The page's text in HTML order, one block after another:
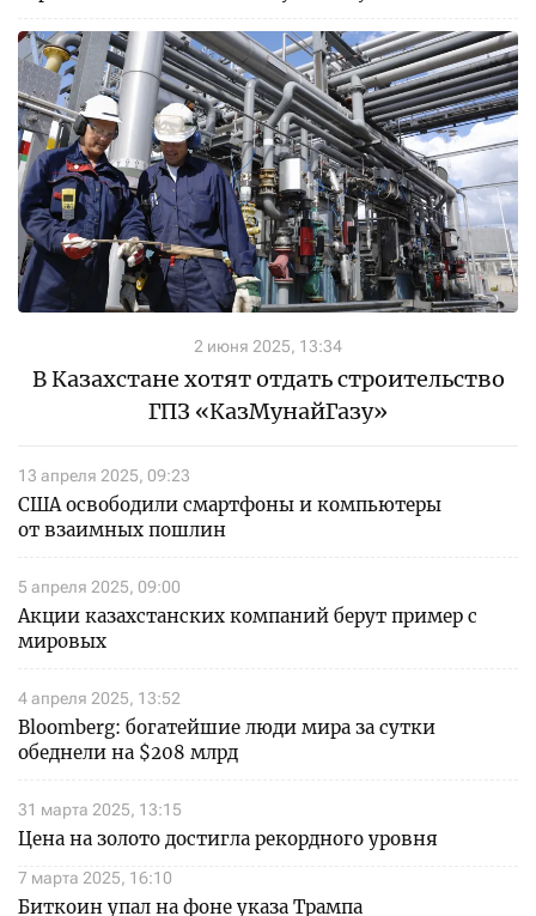
2 июня 2025, 13:34
В Казахстане хотят отдать строительство
ГПЗ «КазМунайГазу»
13 апреля 2025, 09:23
США освободили смартфоны и компьютеры
от взаимных пошлин
5 апреля 2025, 09:00
Акции казахстанских компаний берут пример с
мировых
4 апреля 2025, 13:52
Bloomberg: богатейшие люди мира за сутки
обеднели на $208 млрд
31 марта 2025, 13:15
Цена на золото достигла рекордного уровня
7 марта 2025, 16:10
Биткоин упал на фоне указа Трампа